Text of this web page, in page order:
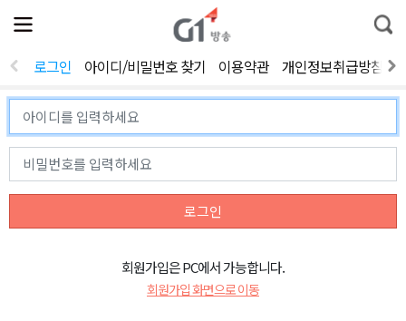
전
체
뉴
열
통
합
색
로그인 아이디/비밀번호 찾기 이용약관 개인정보취급방침
로그인
회원가입은 PC에서 가능합니다.
회원가입 화면으로 이동